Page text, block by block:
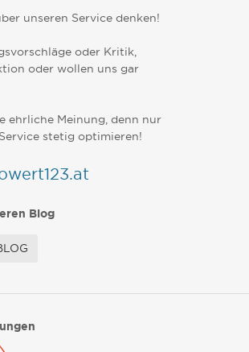
unseren Service denken!
oder Kritik,
oder wollen uns gar
ehrliche Meinung, denn nur
stetig optimieren!
Blog